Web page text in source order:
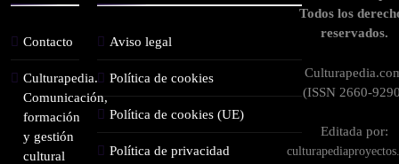
Contacto
Culturapedia.
Comunicación,
formación
y gestión
cultural
Aviso legal
Política de cookies
Política de cookies (UE)
Política de privacidad
Todos los
reservados.
(ISSN 2660-
Editada por: